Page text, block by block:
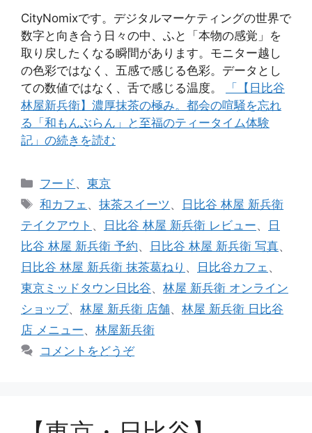
CityNomixです。デジタルマーケティングの世界で
数字と向き合う日々の中、ふと「本物の感覚」を
取り戻したくなる瞬間があります。モニター越し
の色彩ではなく、五感で感じる色彩。データとし
ての数値ではなく、舌で感じる温度。
「【日比谷
林屋新兵衛】濃厚抹茶の極み。都会の喧騒を忘れ
る「和もんぶらん」と至福のティータイム体験
記」の続きを読む
カ
テ
リ
ー
フード 、東京
タ
グ
和カフェ 、抹茶スイーツ 、
日比谷 林屋 新兵衛
テイクアウト 、 日比谷 林屋 新兵衛 レビュー、
日
比谷 林屋 新兵衛 予約、 日比谷 林屋 新兵衛 写真、
日比谷 林屋 新兵衛 抹茶葛ねり 、 日比谷カフェ 、
東京ミッドタウン日比谷、 林屋 新兵衛 オンライン
ショップ、 林屋 新兵衛 店舗、 林屋 新兵衛 日比谷
店 メニュー、 林屋新兵衛
コメントをどうぞ